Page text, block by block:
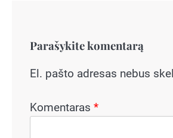
Parašykite komentarą
El. pašto adresas nebus
Komentaras *